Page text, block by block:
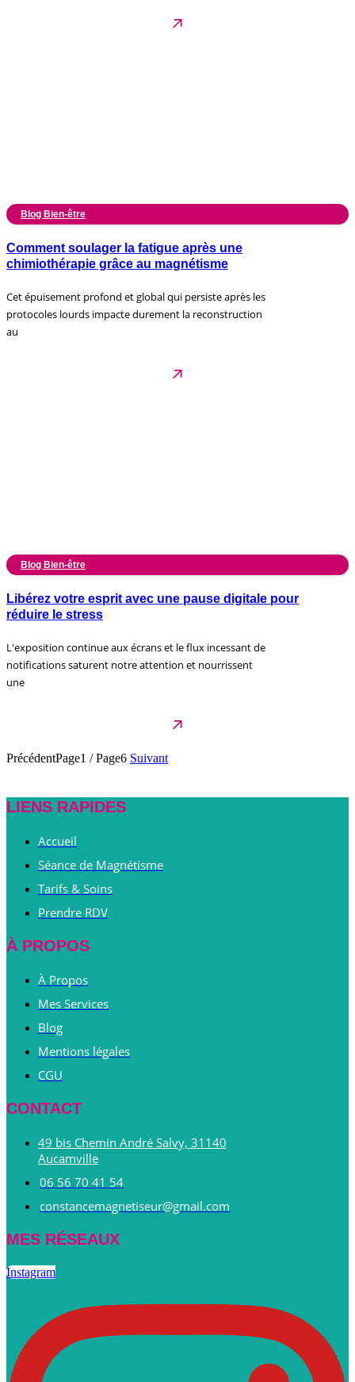
Blog Bien-être
Comment soulager la fatigue après une
chimiothérapie grâce au magnétisme
Cet épuisement profond et global qui persiste après les
protocoles lourds impacte durement la reconstruction
au
Blog Bien-être
Libérez votre esprit avec une pause digitale pour
réduire le stress
L'exposition continue aux écrans et le flux incessant de
notifications saturent notre attention et nourrissent
une
PrécédentPage1 / Page6 Suivant
LIENS RAPIDES
Accueil
Séance de Magnétisme
Tarifs & Soins
Prendre RDV
À PROPOS
À Propos
Mes Services
Blog
Mentions légales
CGU
CONTACT
49 bis Chemin André Salvy, 31140
Aucamville
06 56 70 41 54
constancemagnetiseur@gmail.com
MES RÉSEAUX
Instagram